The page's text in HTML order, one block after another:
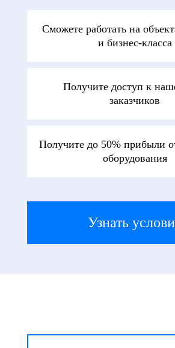
Сможете работать на
и бизнес-класса
Получите доступ к
заказчиков
Получите до 50% прибыли
оборудования
Узнать